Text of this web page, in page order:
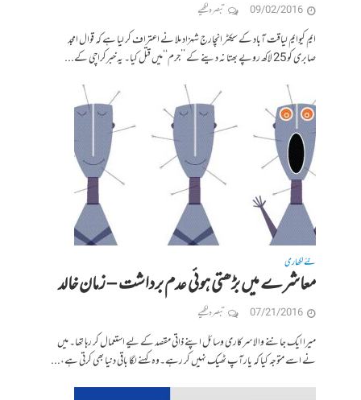
09/02/2016 تبصرہ لکھیے
ایم کیوایم لیاقت آباد کے سیکٹر انچارج شہزاد ملا نے اعتراف کر لیا ہے کہ قوال امجد
صابری کو 25 لاکھ روپے بھتا نہ دینے کے ’’جرم‘‘میں قتل کیا۔ یہ خبرکراچی کے...
نئے لکھاری
معاشرے میں بڑھتی ہوئی عدم برداشت – زمان خالد
07/21/2016 تبصرہ لکھیے
میرا ایک جاننے والا سرکاری وسائل اپنے ذاتی مقصد کے لیے استعمال کر رہا تھا۔ میں
نے اسے متوجہ کیا کہ یارآپ ٹھیک نہیں کر رہے۔وہ کہنے لگا باقی دنیا بھی کرتی ہے،...